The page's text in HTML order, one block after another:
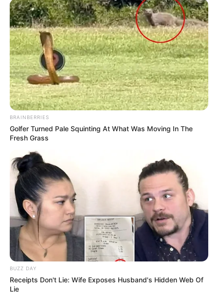
BRAINBERRIES
Golfer Turned Pale Squinting At What Was Moving In The
Fresh Grass
BUZZ DAY
Receipts Don't Lie: Wife Exposes Husband's Hidden Web Of
Lie